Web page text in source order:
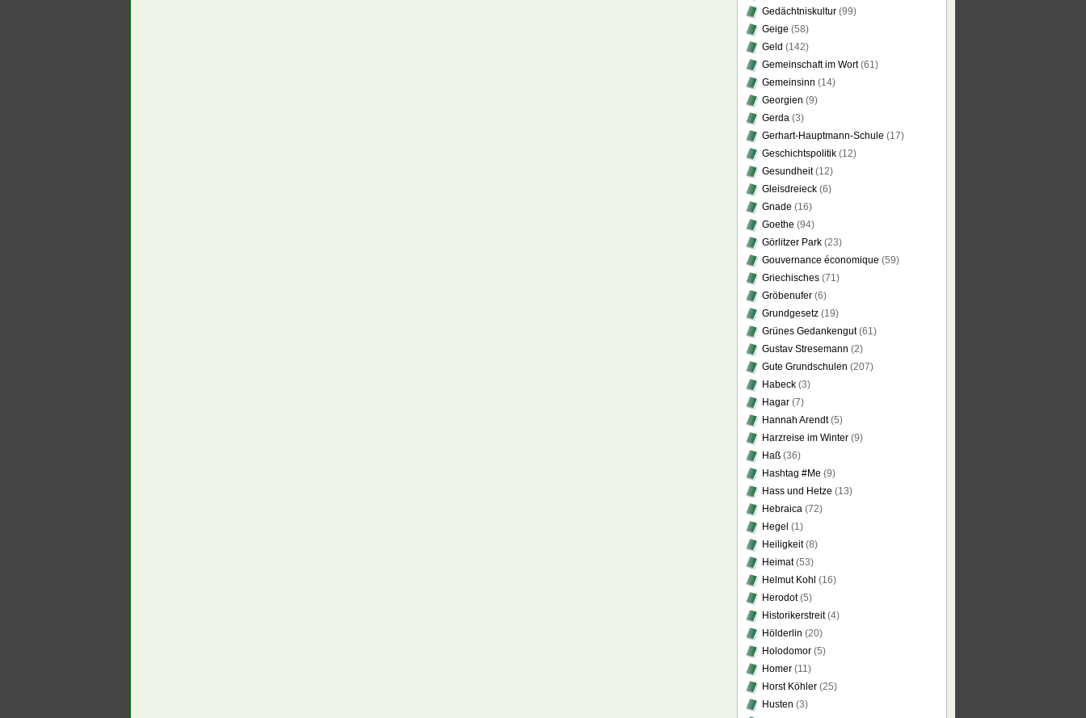
Gedächtniskultur (99)
Geige (58)
Geld (142)
Gemeinschaft im Wort(61)
Gemeinsinn (14)
Georgien (9)
Gerda (3)
Gerhart-Hauptmann-Schule (17)
Geschichtspolitik (12)
Gesundheit(12)
Gleisdreieck (6)
Gnade (16)
Goethe (94)
Görlitzer Park (23)
Gouvernance économique (59)
Griechisches (71)
Gröbenufer (6)
Grundgesetz (19)
Grünes Gedankengut(61)
Gustav Stresemann (2)
Gute Grundschulen (207)
Habeck (3)
Hagar (7)
Hannah Arendt(5)
Harzreise im Winter (9)
Haß (36)
Hashtag #Me (9)
Hass und Hetze (13)
Hebraica (72)
Hegel (1)
Heiligkeit(8)
Heimat(53)
Helmut Kohl (16)
Herodot(5)
Historikerstreit(4)
Hölderlin (20)
Holodomor (5)
Homer (11)
Horst Köhler (25)
Husten (3)